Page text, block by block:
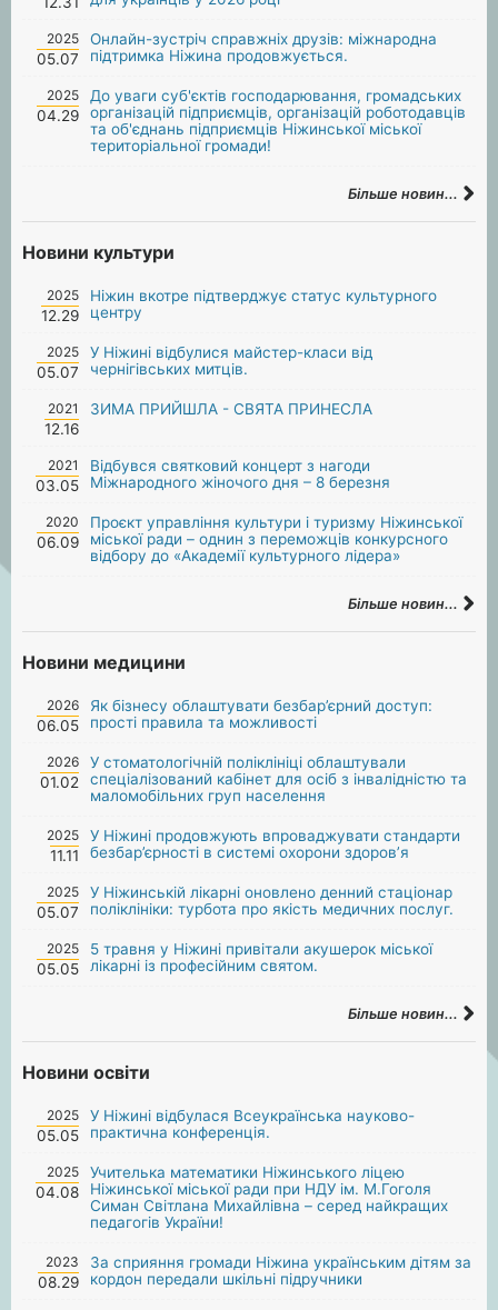
2025
05.07
Онлайн-зустріч справжніх друзів: міжнародна
підтримка Ніжина продовжується.
2025
04.29
До уваги суб'єктів господарювання, громадських
організацій підприємців, організацій роботодавців
та об'єднань підприємців Ніжинської міської
територіальної громади!
Більше новин...
Новини культури
2025
12.29
Ніжин вкотре підтверджує статус культурного
центру
2025
05.07
У Ніжині відбулися майстер-класи від
чернігівських митців.
2021
12.16
ЗИМА ПРИЙШЛА - СВЯТА ПРИНЕСЛА
2021
03.05
Відбувся святковий концерт з нагоди
Міжнародного жіночого дня – 8 березня
2020
06.09
Проєкт управління культури і туризму Ніжинської
міської ради – однин з переможців конкурсного
відбору до «Академії культурного лідера»
Більше новин...
Новини медицини
2026
06.05
Як бізнесу облаштувати безбар’єрний доступ:
прості правила та можливості
2026
01.02
У стоматологічній поліклініці облаштували
спеціалізований кабінет для осіб з інвалідністю та
маломобільних груп населення
2025
11.11
У Ніжині продовжують впроваджувати стандарти
безбар’єрності в системі охорони здоров’я
2025
05.07
У Ніжинській лікарні оновлено денний стаціонар
поліклініки: турбота про якість медичних послуг.
2025
05.05
5 травня у Ніжині привітали акушерок міської
лікарні із професійним святом.
Більше новин...
Новини освіти
2025
05.05
У Ніжині відбулася Всеукраїнська науково-
практична конференція.
2025
04.08
Учителька математики Ніжинського ліцею
Ніжинської міської ради при НДУ ім. М.Гоголя
Симан Світлана Михайлівна – серед найкращих
педагогів України!
2023
08.29
За сприяння громади Ніжина українським дітям за
кордон передали шкільні підручники